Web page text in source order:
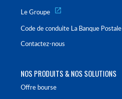
Le Groupe
Code de conduite La Banque Postale
Contactez-nous
NOS PRODUITS & NOS SOLUTIONS
Offre bourse